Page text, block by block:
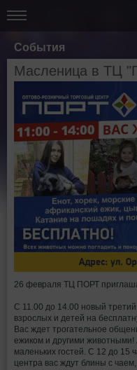
События
Масленица в ТЦ
26 февраля ТЦ ПОРТ
С 11.00 до 14.00 новый
взрослых и детей на
Вас ждет трогательное
ежиком и другими
маленьких гостей. С 12 до 15
центра вас ждут блины с